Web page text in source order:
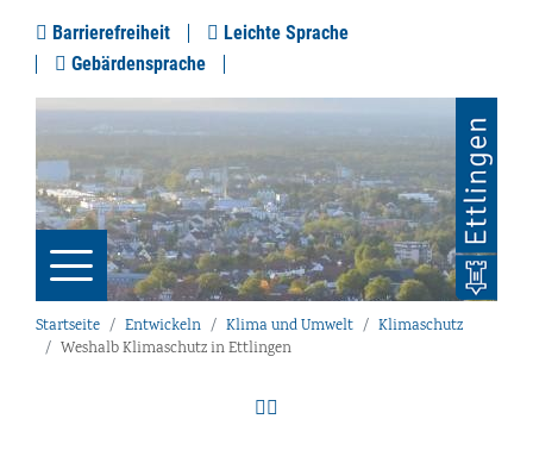
Barrierefreiheit
Leichte Sprache
Gebärdensprache
Startseite Entwickeln Klima und Umwelt
Klimaschutz
Weshalb Klimaschutz in Ettlingen